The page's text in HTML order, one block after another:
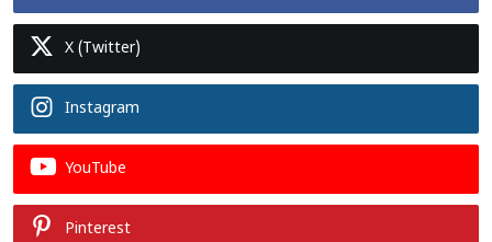
X (Twitter)
Instagram
YouTube
Pinterest